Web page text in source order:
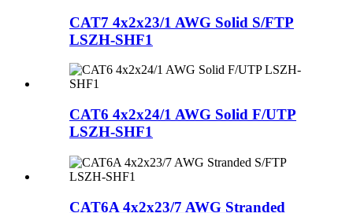
CAT7 4x2x23/1 AWG Solid S/FTP
LSZH-SHF1
CAT6 4x2x24/1 AWG Solid F/UTP
LSZH-SHF1
CAT6A 4x2x23/7 AWG Stranded